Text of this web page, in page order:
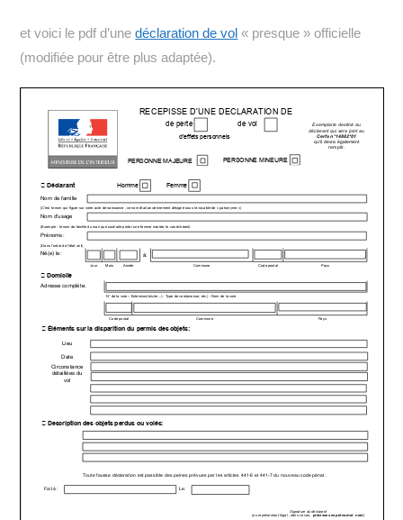
et voici le pdf d’unedéclaration de vol « presque » officielle
(modifiée pour être plus adaptée).